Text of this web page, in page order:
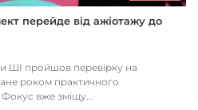
перейде від ажіотажу до
ШІ пройшов перевірку на
роком практичного
Фокус вже зміщу...